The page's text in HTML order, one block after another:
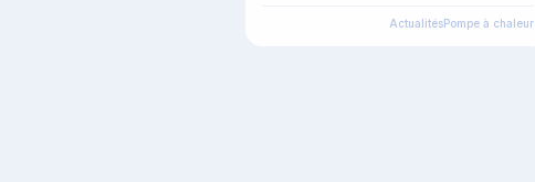
ActualitésPompe à chaleur